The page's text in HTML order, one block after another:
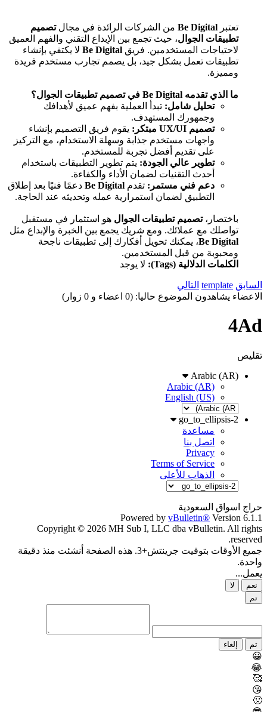
تعتبر Be Digital من الشركات الرائدة في مجالتصميم
تطبيقات الجوال، حيث تجمع بين الإبداع التقني والفهم العميق
لاحتياجات المستخدمين. فريق Be Digital لا يكتفي بإنشاء
تطبيقات تعمل بشكل جيد، بل يصمم تجارب مستخدم فريدة
ومميزة.
ما الذي تقدمه Be Digital في تصميم تطبيقات الجوال؟
تحليل شامل: تبدأ العملية بفهم عميق لأهدافك
وجمهورك المستهدف.
تصميم UX/UI مبتكر:
يقوم فريق التصميم بإنشاء
واجهات مستخدم جذابة وسهلة الاستخدام، مع التركيز
على تقديم أفضل تجربة للمستخدم.
تطوير عالي الجودة: يتم تطوير التطبيقات باستخدام
أحدث التقنيات لضمان الأداء والكفاءة.
دعم فني مستمر: تقدم Be Digital دعمًا فنيًا بعد إطلاق
التطبيق لضمان استمرارية عمله وتحديثه عند الحاجة.
باختصار،تصميم تطبيقات الجوال هو استثمار في مستقبل
تواصلك مع عملائك. ومع شريك يجمع بين الخبرة والإبداع مثل
Be Digital، يمكنك تحويل أفكارك إلى تطبيقات ناجحة
ومحبوبة من قبل المستخدمين.
الكلمات الدلالية (Tags):
لا يوجد
السابق template التالي
الاعضاء يشاهدون الموضوع حاليا: (0 اعضاء و 0 زوار)
4Ad
تقليص
Arabic (AR)
Arabic (AR)
English (US)
go_to_ellipsis-2
مساعدة
اتصل بنا
Privacy
Terms of Service
الذهاب للأعلى
حراج اسواق السعودية
Powered by vBulletin® Version 6.1.1
Copyright © 2026 MH Sub I, LLC dba vBulletin. All rights
reserved.
جميع الأوقات بتوقيت جرينتش+3. هذه الصفحة أنشئت منذ دقيقة
واحدة.
يعمل...
نعم
لا
تم
تم إلغاء
😀
😂
🥰
😘
🤢